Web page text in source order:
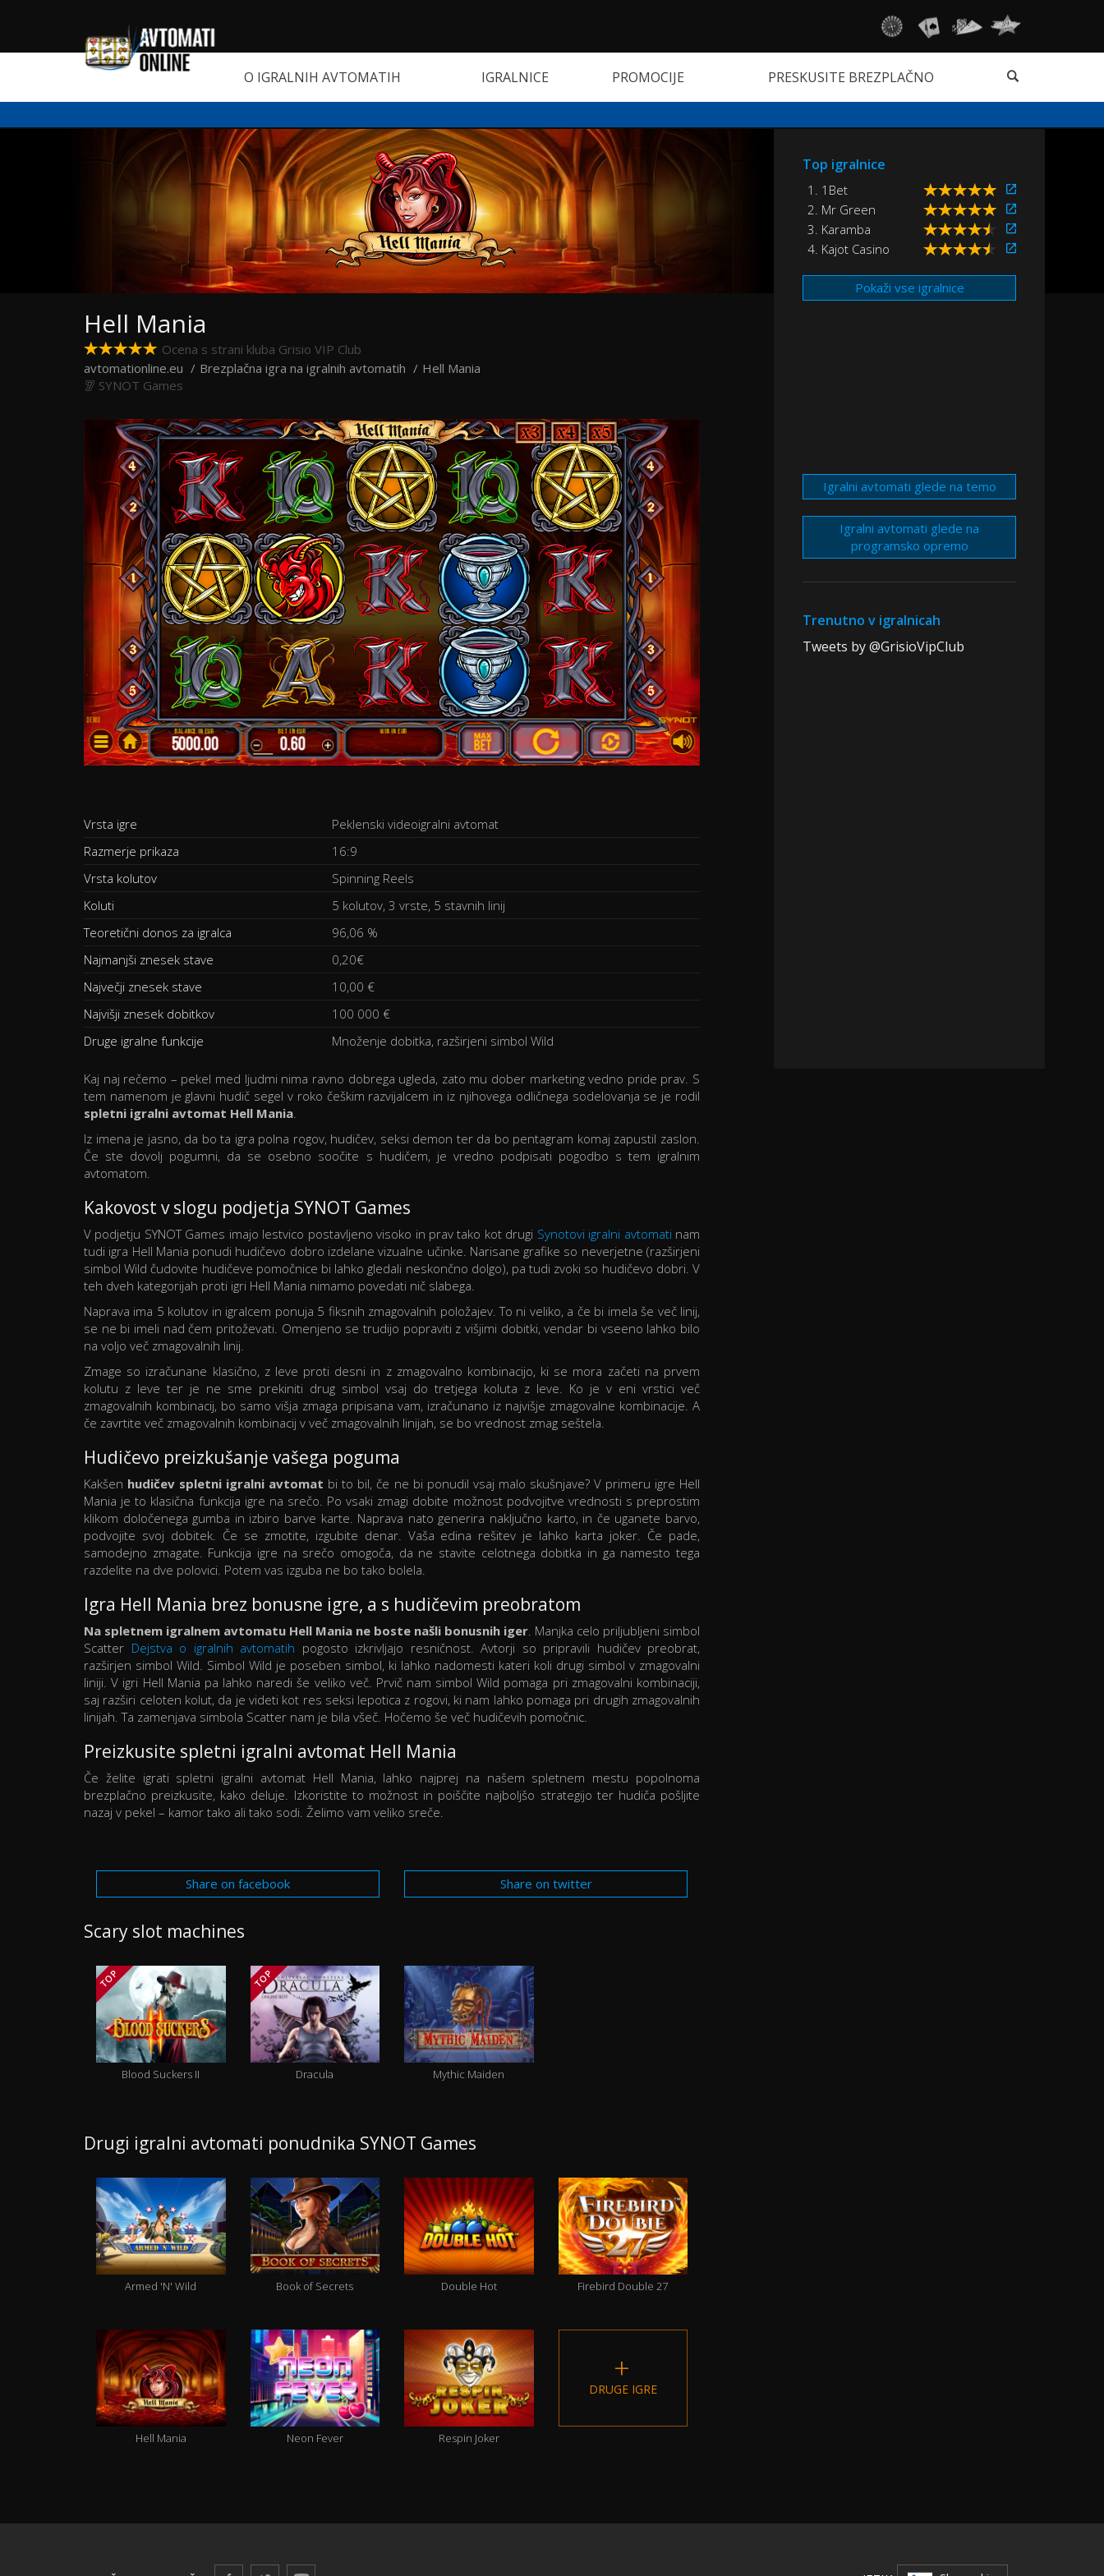
O IGRALNIH AVTOMATIH IGRALNICE PROMOCIJE PRESKUSITE BREZPLAČNO
Hell Mania
Ocena s strani kluba Grisio VIP Club
avtomationline.eu
Brezplačna igra na igralnih avtomatih
Hell Mania
SYNOT Games
Vrsta igre
Peklenski videoigralni avtomat
Razmerje prikaza
16:9
Vrsta kolutov
Spinning Reels
Koluti
5 kolutov, 3 vrste, 5 stavnih linij
Teoretični donos za igralca
96,06 %
Najmanjši znesek stave
0,20€
Največji znesek stave
10,00 €
Najvišji znesek dobitkov
100 000 €
Druge igralne funkcije
Množenje dobitka, razširjeni simbol Wild
Kaj naj rečemo – pekel med ljudmi nima ravno dobrega ugleda, zato mu dober marketing vedno pride prav. S
tem namenom je glavni hudič segel v roko češkim razvijalcem in iz njihovega odličnega sodelovanja se je rodil
spletni igralni avtomat Hell Mania.
Iz imena je jasno, da bo ta igra polna rogov, hudičev, seksi demon ter da bo pentagram komaj zapustil zaslon.
Če ste dovolj pogumni, da se osebno soočite s hudičem, je vredno podpisati pogodbo s tem igralnim
avtomatom.
Kakovost v slogu podjetja SYNOT Games
V podjetju SYNOT Games imajo lestvico postavljeno visoko in prav tako kot drugi Synotovi igralni avtomati nam
tudi igra Hell Mania ponudi hudičevo dobro izdelane vizualne učinke. Narisane grafike so neverjetne (razširjeni
simbol Wild čudovite hudičeve pomočnice bi lahko gledali neskončno dolgo), pa tudi zvoki so hudičevo dobri. V
teh dveh kategorijah proti igri Hell Mania nimamo povedati nič slabega.
Naprava ima 5 kolutov in igralcem ponuja 5 fiksnih zmagovalnih položajev. To ni veliko, a če bi imela še več linij,
se ne bi imeli nad čem pritoževati. Omenjeno se trudijo popraviti z višjimi dobitki, vendar bi vseeno lahko bilo
na voljo več zmagovalnih linij.
Zmage so izračunane klasično, z leve proti desni in z zmagovalno kombinacijo, ki se mora začeti na prvem
kolutu z leve ter je ne sme prekiniti drug simbol vsaj do tretjega koluta z leve. Ko je v eni vrstici več
zmagovalnih kombinacij, bo samo višja zmaga pripisana vam, izračunano iz najvišje zmagovalne kombinacije. A
če zavrtite več zmagovalnih kombinacij v več zmagovalnih linijah, se bo vrednost zmag seštela.
Hudičevo preizkušanje vašega poguma
Kakšen hudičev spletni igralni avtomat bi to bil, če ne bi ponudil vsaj malo skušnjave? V primeru igre Hell
Mania je to klasična funkcija igre na srečo. Po vsaki zmagi dobite možnost podvojitve vrednosti s preprostim
klikom določenega gumba in izbiro barve karte. Naprava nato generira naključno karto, in če uganete barvo,
podvojite svoj dobitek. Če se zmotite, izgubite denar. Vaša edina rešitev je lahko karta joker. Če pade,
samodejno zmagate. Funkcija igre na srečo omogoča, da ne stavite celotnega dobitka in ga namesto tega
razdelite na dve polovici. Potem vas izguba ne bo tako bolela.
Igra Hell Mania brez bonusne igre, a s hudičevim preobratom
Na spletnem igralnem avtomatu Hell Mania ne boste našli bonusnih iger. Manjka celo priljubljeni simbol
Scatter Dejstva o igralnih avtomatih pogosto izkrivljajo resničnost. Avtorji so pripravili hudičev preobrat,
razširjen simbol Wild. Simbol Wild je poseben simbol, ki lahko nadomesti kateri koli drugi simbol v zmagovalni
liniji. V igri Hell Mania pa lahko naredi še veliko več. Prvič nam simbol Wild pomaga pri zmagovalni kombinaciji,
saj razširi celoten kolut, da je videti kot res seksi lepotica z rogovi, ki nam lahko pomaga pri drugih zmagovalnih
linijah. Ta zamenjava simbola Scatter nam je bila všeč. Hočemo še več hudičevih pomočnic.
Preizkusite spletni igralni avtomat Hell Mania
Če želite igrati spletni igralni avtomat Hell Mania, lahko najprej na našem spletnem mestu popolnoma
brezplačno preizkusite, kako deluje. Izkoristite to možnost in poiščite najboljšo strategijo ter hudiča pošljite
nazaj v pekel – kamor tako ali tako sodi. Želimo vam veliko sreče.
Share on facebook Share on twitter
Scary slot machines
TOP
Blood Suckers II
TOP
Dracula Mythic Maiden
Drugi igralni avtomati ponudnika SYNOT Games
Armed 'N' Wild Book of Secrets Double Hot Firebird Double 27
Hell Mania Neon Fever Respin Joker
DRUGE IGRE
Top igralnice
1. 1Bet
2. Mr Green
3. Karamba
4. Kajot Casino
Pokaži vse igralnice
Igralni avtomati glede na temo
Igralni avtomati glede na
programsko opremo
Trenutno v igralnicah
Tweets by @GrisioVipClub